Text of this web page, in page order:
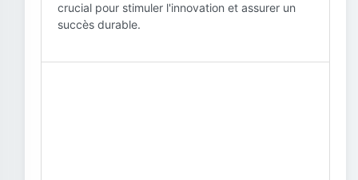
crucial pour stimuler l'innovation et assurer un
succès durable.